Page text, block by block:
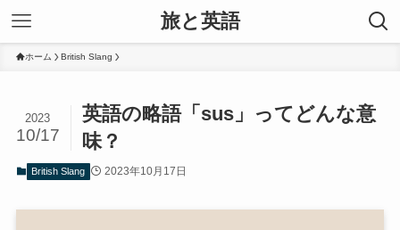
旅と英語
ホーム British Slang
英語の略語「sus」ってどんな意
味？
2023
10/17
British Slang 2023年10月17日